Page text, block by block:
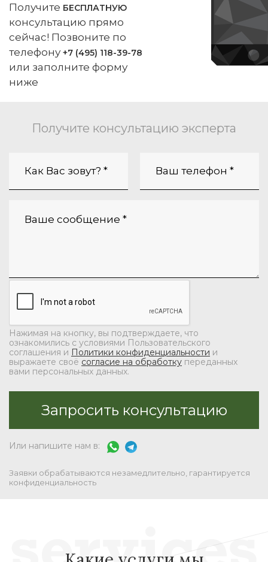
Получите БЕСПЛАТНУЮ
консультацию прямо
сейчас! Позвоните по
телефону +7 (495) 118-39-78
или заполните форму
ниже
Получите консультацию эксперта
Нажимая на кнопку, вы подтверждаете, что
ознакомились с условиями Пользовательского
соглашения и Политики конфиденциальности и
выражаете своё согласие на обработкупереданных
вами персональных данных.
Или напишите нам в:
Заявки обрабатываются незамедлительно, гарантируется
конфиденциальность